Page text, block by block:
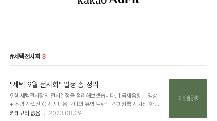
세텍전시회 3
"세텍 9월 전시회" 일정 총 정리
9월 세텍전시장의 전시일정을 정리해보겠습니다. 1.국제음향 + 영상
+ 조명 산업전 ○ 전시내용 국내외 유명 브랜드 스피커를 전시장 한 공
간에서 만나보실 수 있으며, 다양한 스피커를 청음 할 수 있는 국내 유
카테고리 없음 2023.08.09